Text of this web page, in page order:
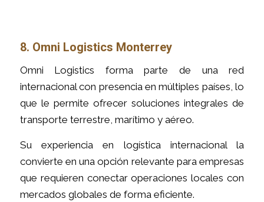
8. Omni Logistics Monterrey
Omni Logistics forma parte de una red
internacional con presencia en múltiples países, lo
que le permite ofrecer soluciones integrales de
transporte terrestre, marítimo y aéreo.
Su experiencia en logística internacional la
convierte en una opción relevante para empresas
que requieren conectar operaciones locales con
mercados globales de forma eficiente.